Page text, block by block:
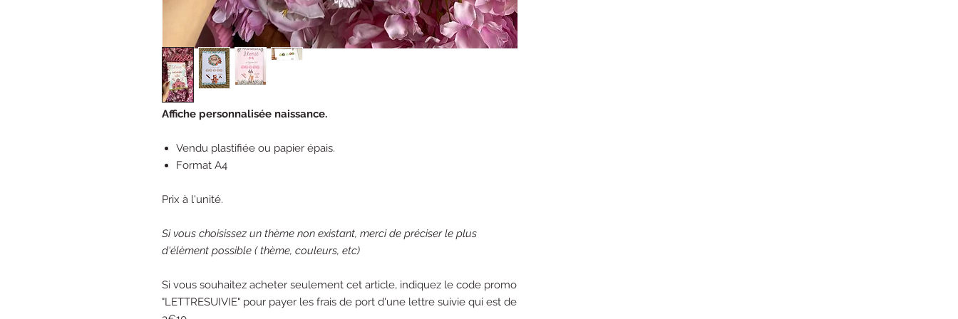
Affiche personnalisée naissance.
Vendu plastifiée ou papier épais.
Format A4
Prix à l'unité.
Si vous choisissez un thème non existant, merci de préciser le plus
d'élèment possible ( thème, couleurs, etc)
Si vous souhaitez acheter seulement cet article, indiquez le code promo
"LETTRESUIVIE" pour payer les frais de port d'une lettre suivie qui est de